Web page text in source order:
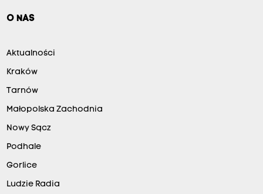
O NAS
Aktualności
Kraków
Tarnów
Małopolska Zachodnia
Nowy Sącz
Podhale
Gorlice
Ludzie Radia